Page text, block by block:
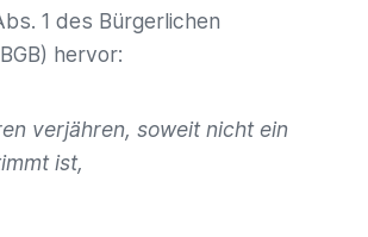
1 des Bürgerlichen
hervor:
verjähren, soweit nicht ein
ist,